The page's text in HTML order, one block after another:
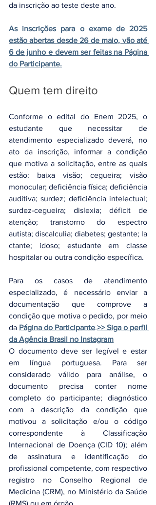
da inscrição ao teste deste ano.
As inscrições para o exame de 2025
estão abertas desde 26 de maio, vão até
6 de junho e devem ser feitas na Página
do Participante.
Quem tem direito
Conforme o edital do Enem 2025, o
estudante que necessitar de
atendimento especializado deverá, no
ato da inscrição, informar a condição
que motiva a solicitação, entre as quais
estão: baixa visão; cegueira; visão
auditiva; surdez; deficiência intelectual;
surdez-cegueira; dislexia; déficit de
atenção; transtorno do espectro
autista; discalculia; diabetes; gestante; la
ctante; idoso; estudante em classe
hospitalar ou outra condição específica.
Para os casos de atendimento
especializado, é necessário enviar a
documentação que comprove a
condição que motiva o pedido, por meio
da Página do Participante.>> Siga o perfil
da Agência Brasil no Instagram
O documento deve ser legível e estar
em língua portuguesa. Para ser
considerado válido para análise, o
documento precisa conter nome
completo do participante; diagnóstico
com a descrição da condição que
motivou a solicitação e/ou o código
correspondente à Classificação
Internacional de Doença (CID 10); além
de assinatura e identificação do
profissional competente, com respectivo
registro no Conselho Regional de
Medicina (CRM), no Ministério da Saúde
(RMS) ou em órgão.